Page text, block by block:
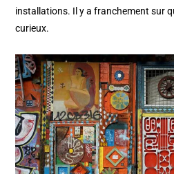
installations. Il y a franchement sur
curieux.